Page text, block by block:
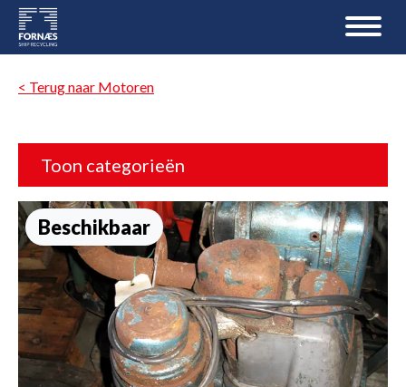
< Terug naar Motoren
Toon categorieën
Beschikbaar